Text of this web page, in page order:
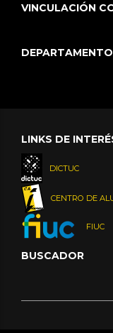
VINCULACIÓN
LINKS DE
DICTUC
CENTRO DE
FIUC
BUSCADOR